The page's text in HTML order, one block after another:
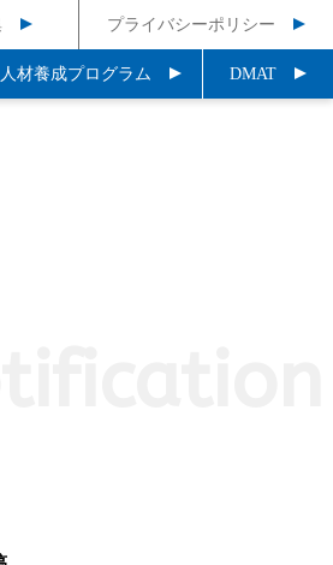
プライバシーポリシー
人材養成プログラム DMAT